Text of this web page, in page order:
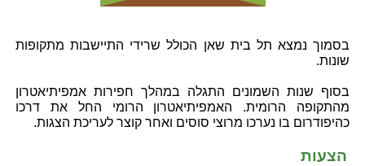
בסמוך נמצא תל בית שאן הכולל שרידי התיישבות מתקופות
שונות.
בסוף שנות השמונים התגלה במהלך חפירות אמפיתיאטרון
מהתקופה הרומית. האמפיתיאטרון הרומי החל את דרכו
כהיפודרום בו נערכו מרוצי סוסים ואחר קוצר לעריכת הצגות.
הצעות